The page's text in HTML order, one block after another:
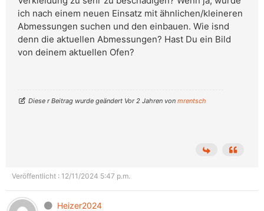
ich nach einem neuen Einsatz mit ähnlichen/kleineren
Abmessungen suchen und den einbauen. Wie isnd
denn die aktuellen Abmessungen? Hast Du ein Bild
von deinem aktuellen Ofen?
Diese r Beitrag wurde geändert Vor 2 Jahren von mrentsch
Veröffentlicht : 12/11/2024 5:47 p.m.
Heizer2024